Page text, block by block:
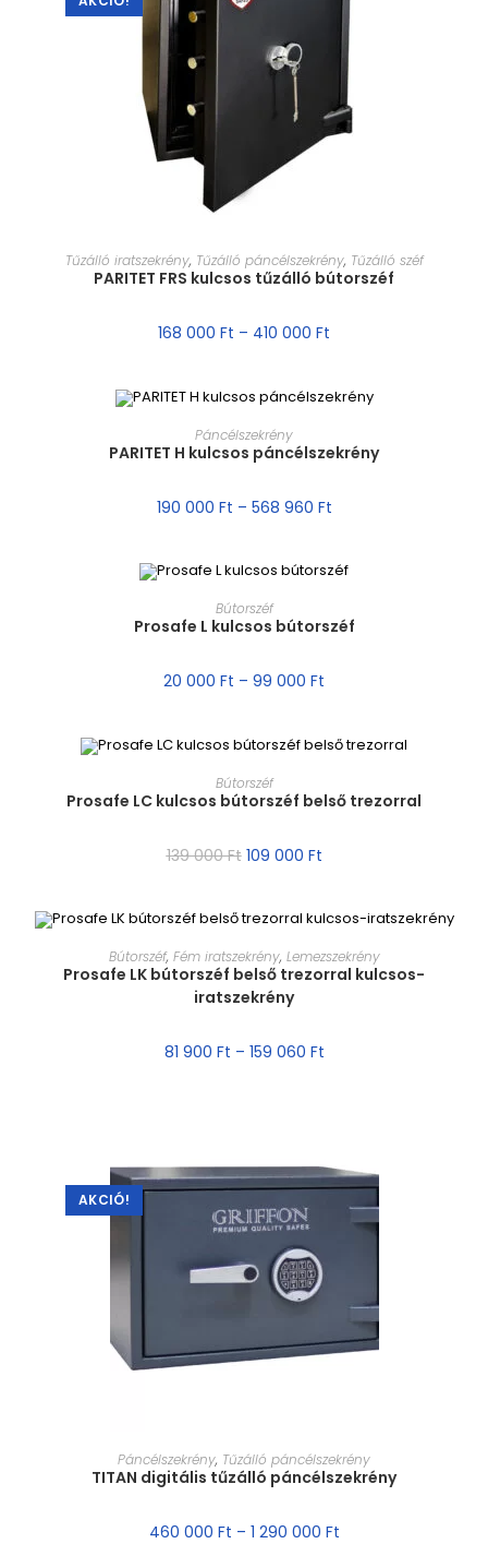
MÉRET VÁLASZTÁSA
Tűzálló iratszekrény, Tűzálló páncélszekrény, Tűzálló széf
PARITET FRS kulcsos tűzálló bútorszéf
168 000 Ft – 410 000 Ft
MÉRET VÁLASZTÁSA
Páncélszekrény
PARITET H kulcsos páncélszekrény
190 000 Ft – 568 960 Ft
MÉRET VÁLASZTÁSA
Bútorszéf
Prosafe L kulcsos bútorszéf
20 000 Ft – 99 000 Ft
MÉRET VÁLASZTÁSA
Bútorszéf
Prosafe LC kulcsos bútorszéf belső trezorral
139 000Ft 109 000 Ft
MÉRET VÁLASZTÁSA
Bútorszéf, Fém iratszekrény, Lemezszekrény
Prosafe LK bútorszéf belső trezorral kulcsos-
iratszekrény
81 900 Ft – 159 060 Ft
AKCIÓ!
MÉRET VÁLASZTÁSA
Páncélszekrény, Tűzálló páncélszekrény
TITAN digitális tűzálló páncélszekrény
460 000 Ft – 1 290 000 Ft